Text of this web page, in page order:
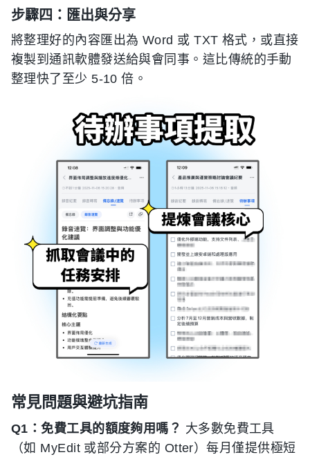
步驟四：匯出與分享
將整理好的內容匯出為 Word 或 TXT 格式，或直接
複製到通訊軟體發送給與會同事。這比傳統的手動
整理快了至少 5-10 倍。
常見問題與避坑指南
Q1：免費工具的額度夠用嗎？ 大多數免費工具
（如 MyEdit 或部分方案的 Otter）每月僅提供極短